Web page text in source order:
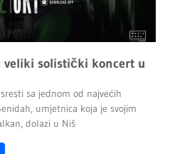
veliki solistički koncert u
sa jednom od najvećih
umjetnica koja je svojim
dolazi u Niš